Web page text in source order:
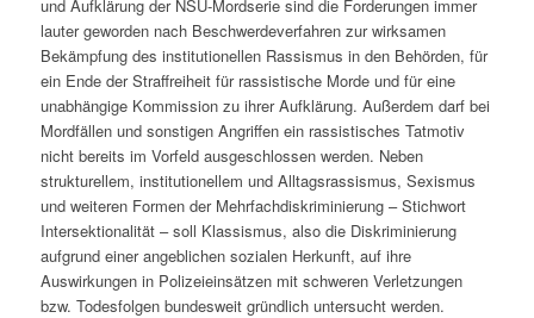
und Aufklärung der NSU-Mordserie sind die Forderungen immer
lauter geworden nach Beschwerdeverfahren zur wirksamen
Bekämpfung des institutionellen Rassismus in den Behörden, für
ein Ende der Straffreiheit für rassistische Morde und für eine
unabhängige Kommission zu ihrer Aufklärung. Außerdem darf bei
Mordfällen und sonstigen Angriffen ein rassistisches Tatmotiv
nicht bereits im Vorfeld ausgeschlossen werden. Neben
strukturellem, institutionellem und Alltagsrassismus, Sexismus
und weiteren Formen der Mehrfachdiskriminierung – Stichwort
Intersektionalität – soll Klassismus, also die Diskriminierung
aufgrund einer angeblichen sozialen Herkunft, auf ihre
Auswirkungen in Polizeieinsätzen mit schweren Verletzungen
bzw. Todesfolgen bundesweit gründlich untersucht werden.